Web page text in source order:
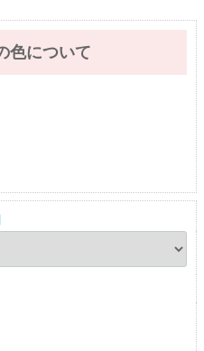
色について